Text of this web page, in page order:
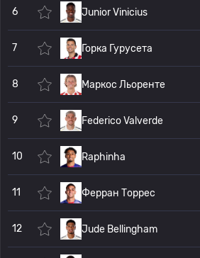
6 Junior Vinicius
7 Горка Гурусета
8 Маркос Льоренте
9 Federico Valverde
10 Raphinha
11 Ферран Торрес
12 Jude Bellingham